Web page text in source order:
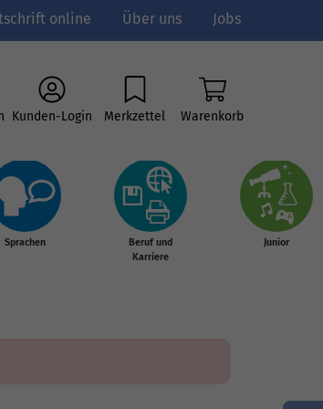
online Über uns Jobs
Kunden-Login Merkzettel Warenkorb
Sprachen
Beruf und
Karriere
Junior